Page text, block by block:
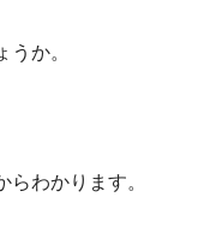
か。
わかります。